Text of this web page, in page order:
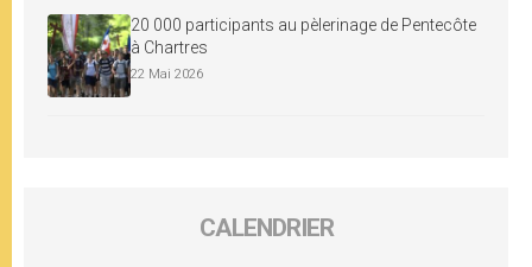
20 000 participants au pèlerinage de Pentecôte
à Chartres
22 Mai 2026
CALENDRIER